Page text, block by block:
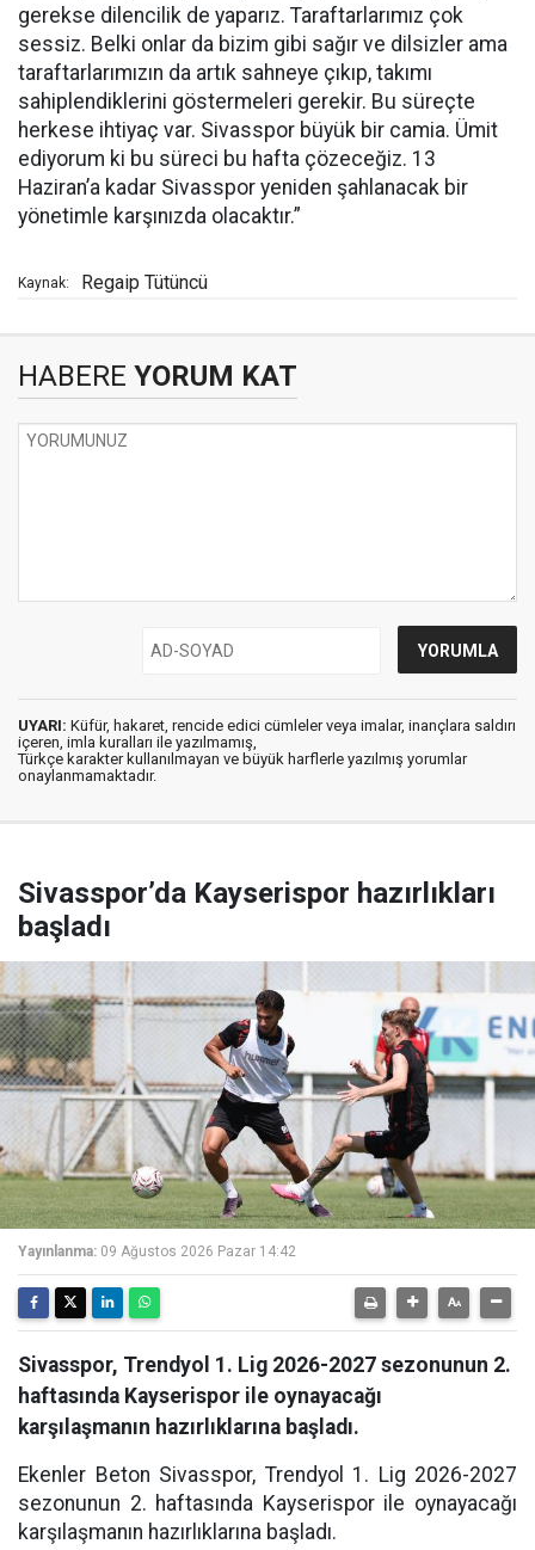
gerekse dilencilik de yaparız. Taraftarlarımız çok
sessiz. Belki onlar da bizim gibi sağır ve dilsizler ama
taraftarlarımızın da artık sahneye çıkıp, takımı
sahiplendiklerini göstermeleri gerekir. Bu süreçte
herkese ihtiyaç var. Sivasspor büyük bir camia. Ümit
ediyorum ki bu süreci bu hafta çözeceğiz. 13
Haziran’a kadar Sivasspor yeniden şahlanacak bir
yönetimle karşınızda olacaktır.”
Kaynak: Regaip Tütüncü
HABERE YORUM KAT
UYARI: Küfür, hakaret, rencide edici cümleler veya imalar, inançlara saldırı
içeren, imla kuralları ile yazılmamış,
Türkçe karakter kullanılmayan ve büyük harflerle yazılmış yorumlar
onaylanmamaktadır.
Sivasspor’da Kayserispor hazırlıkları
başladı
Yayınlanma: 09 Ağustos 2026 Pazar 14:42
Sivasspor, Trendyol 1. Lig 2026-2027 sezonunun 2.
haftasında Kayserispor ile oynayacağı
karşılaşmanın hazırlıklarına başladı.
Ekenler Beton Sivasspor, Trendyol 1. Lig 2026-2027
sezonunun 2. haftasında Kayserispor ile oynayacağı
karşılaşmanın hazırlıklarına başladı.